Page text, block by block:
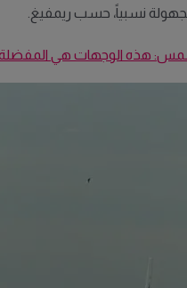
نسبياً، حسب ريمفيغ.
هذه الوجهات هي